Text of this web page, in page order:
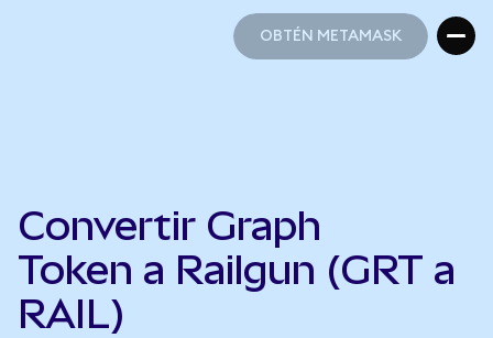
OBTÉN METAMASK
Convertir Graph
Token a Railgun (GRT a
RAIL)